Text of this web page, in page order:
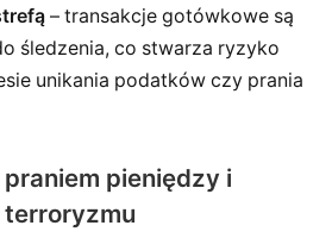
– transakcje gotówkowe są
śledzenia, co stwarza ryzyko
unikania podatków czy prania
pieniędzy i